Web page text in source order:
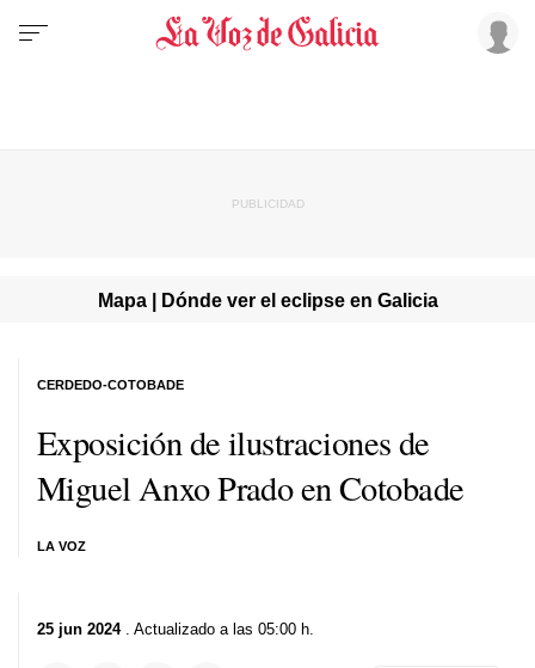
Mapa | Dónde ver el eclipse en Galicia
Exposición de ilustraciones de
Miguel Anxo Prado en Cotobade
LA VOZ
CERDEDO-COTOBADE
25 jun 2024. Actualizado a las 05:00 h.